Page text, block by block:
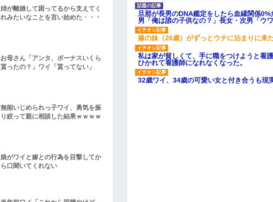
旦那が長男のDNA鑑定をしたら血縁関係
男「俺は誰の子供なの？」長女・次男「ウワ
嫁の妹（26歳）がずっとウチに泊まりに来
私は家が貧しくて、手に職をつけようと看
ひかれて看護師になれなくなった。
32歳ワイ、34歳の可愛い女と付き合うも現
姉が離婚して困ってるから支えてく
れみたいなことを言い始めた・・・
お母さん「アンタ、ボーナスいくら
貰ったの？」ワイ「貰ってない」
無能いじめられっ子ワイ、勇気を振
り絞って親に相談した結果ｗｗｗｗ
娘がワイと嫁との行為を目撃してか
ら口聞いてくれない